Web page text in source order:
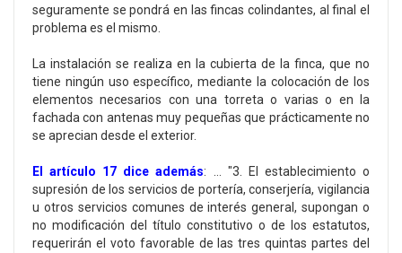
seguramente se pondrá en las fincas colindantes, al final el
problema es el mismo.
La instalación se realiza en la cubierta de la finca, que no
tiene ningún uso específico, mediante la colocación de los
elementos necesarios con una torreta o varias o en la
fachada con antenas muy pequeñas que prácticamente no
se aprecian desde el exterior.
El artículo 17 dice además: … "3. El establecimiento o
supresión de los servicios de portería, conserjería, vigilancia
u otros servicios comunes de interés general, supongan o
no modificación del título constitutivo o de los estatutos,
requerirán el voto favorable de las tres quintas partes del